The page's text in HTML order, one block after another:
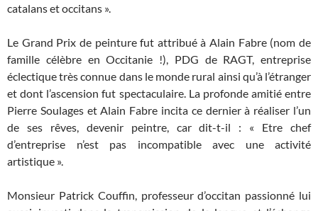
catalans et occitans ».
Le Grand Prix de peinture fut attribué à Alain Fabre (nom de
famille célèbre en Occitanie !), PDG de RAGT, entreprise
éclectique très connue dans le monde rural ainsi qu’à l’étranger
et dont l’ascension fut spectaculaire. La profonde amitié entre
Pierre Soulages et Alain Fabre incita ce dernier à réaliser l’un
de ses rêves, devenir peintre, car dit-t-il : « Etre chef
d’entreprise n’est pas incompatible avec une activité
artistique ».
Monsieur Patrick Couffin, professeur d’occitan passionné lui